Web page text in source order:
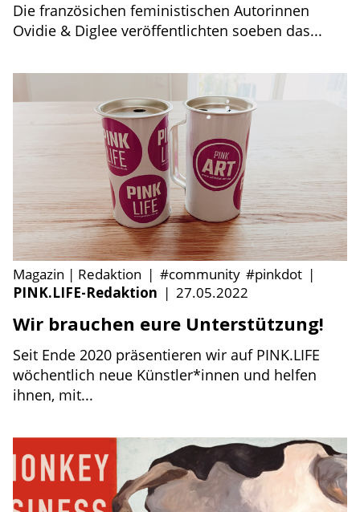
Die französichen feministischen Autorinnen
Ovidie & Diglee veröffentlichten soeben das...
Magazin | Redaktion | #community #pinkdot |
PINK.LIFE-Redaktion | 27.05.2022
Wir brauchen eure Unterstützung!
Seit Ende 2020 präsentieren wir auf PINK.LIFE
wöchentlich neue Künstler*innen und helfen
ihnen, mit...